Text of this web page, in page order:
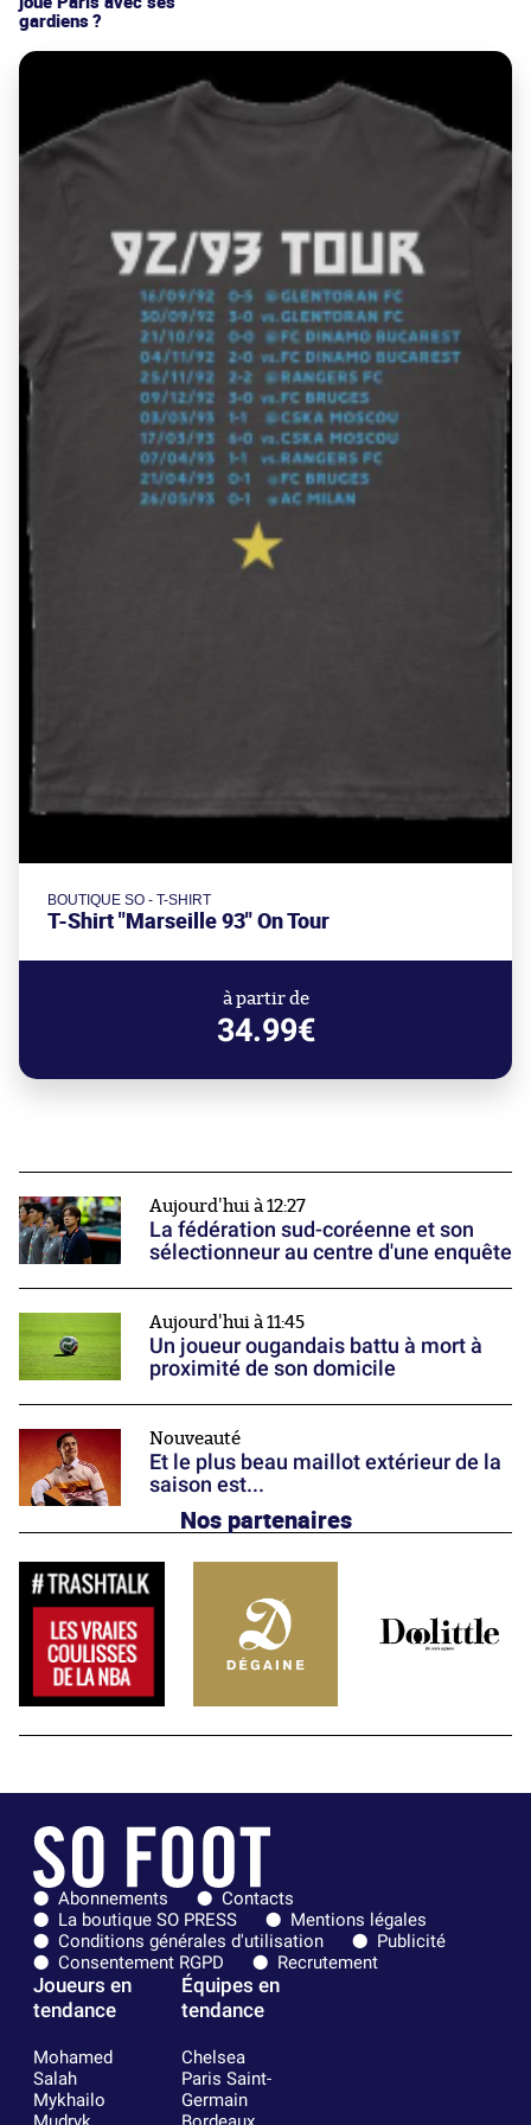
gardiens ?
BOUTIQUE SO - T-SHIRT
T-Shirt "Marseille 93" On Tour
à partir de
34.99€
Aujourd'hui à 12:27
La fédération sud-coréenne et son
sélectionneur au centre d'une enquête
Aujourd'hui à 11:45
Un joueur ougandais battu à mort à
proximité de son domicile
Nouveauté
Et le plus beau maillot extérieur de la
saison est...
Nos partenaires
Abonnements
Contacts
La boutique SO PRESS
Mentions légales
Conditions générales d'utilisation
Publicité
Consentement RGPD
Recrutement
Joueurs en
tendance
Mohamed
Salah
Mykhailo
Équipes en
tendance
Chelsea
Paris Saint-
Germain